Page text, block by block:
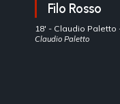
Filo Rosso
18' - Claudio Paletto
Claudio Paletto